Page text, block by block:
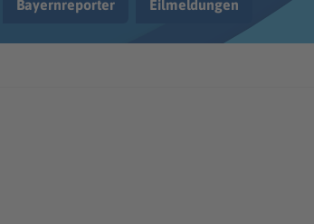
Bayernreporter Eilmeldungen